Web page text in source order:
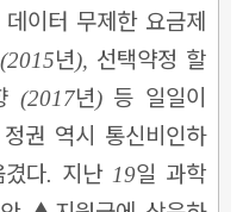
데이터 무제한 요금제
(2015년), 선택약정 할
(2017년) 등 일일이
권 역시 통신비인하
다. 지난 19일 과학